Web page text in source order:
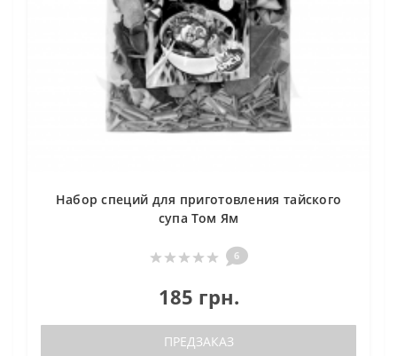
Набор специй для приготовления тайского
супа Том Ям
6
185 грн.
ПРЕДЗАКАЗ